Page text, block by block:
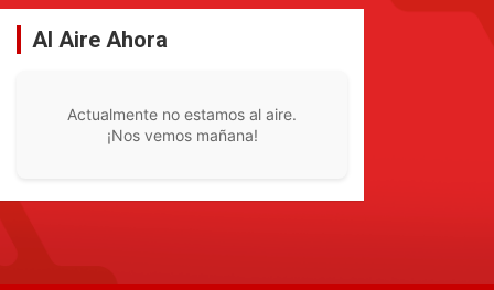
Saltar
contenido
Al Aire Ahora
Actualmente no estamos al aire.
¡Nos vemos mañana!